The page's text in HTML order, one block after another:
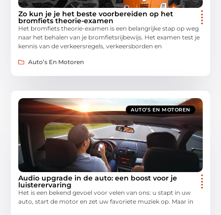
Zo kun je je het beste voorbereiden op het
bromfiets theorie-examen
Het bromfiets theorie-examen is een belangrijke stap op weg
naar het behalen van je bromfietsrijbewijs. Het examen test je
kennis van de verkeersregels, verkeersborden en
Auto’s En Motoren
AUTO’S EN MOTOREN
Audio upgrade in de auto: een boost voor je
luisterervaring
Het is een bekend gevoel voor velen van ons: u stapt in uw
auto, start de motor en zet uw favoriete muziek op. Maar in